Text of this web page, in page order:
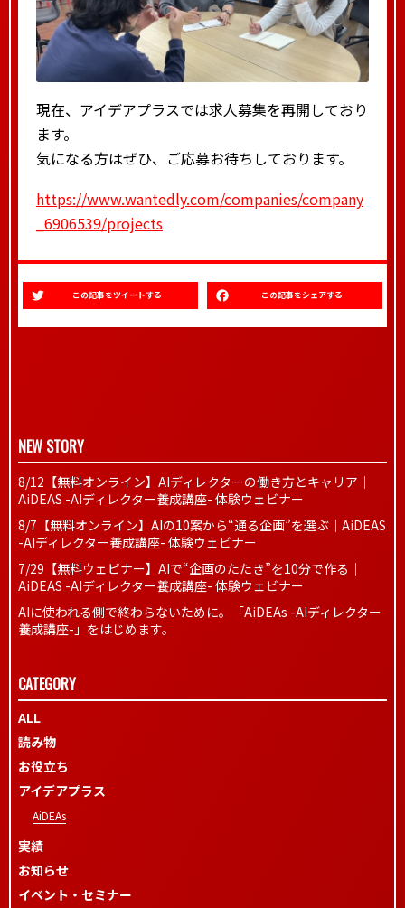
現在、アイデアプラスでは求人募集を再開しており
ます。
気になる方はぜひ、ご応募お待ちしております。
https://www.wantedly.com/companies/company
_6906539/projects
この記事をツイートする この記事をシェアする
NEW STORY
8/12【無料オンライン】AIディレクターの働き方とキャリア｜
AiDEAS -AIディレクター養成講座- 体験ウェビナー
8/7【無料オンライン】AIの10案から“通る企画”を選ぶ｜AiDEAS
-AIディレクター養成講座- 体験ウェビナー
7/29【無料ウェビナー】AIで“企画のたたき”を10分で作る｜
AiDEAS -AIディレクター養成講座- 体験ウェビナー
AIに使われる側で終わらないために。「AiDEAs -AIディレクター
養成講座-」をはじめます。
CATEGORY
ALL
読み物
お役立ち
アイデアプラス
AiDEAs
実績
お知らせ
イベント・セミナー